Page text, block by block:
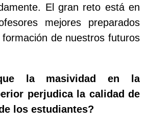
El gran reto está en
mejores preparados
de nuestros futuros
que la masividad en la
perjudica la calidad de
los estudiantes?